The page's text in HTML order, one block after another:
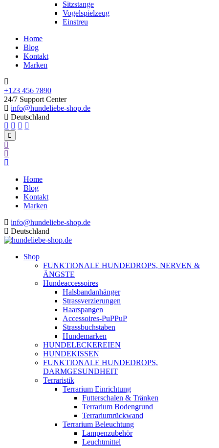
Sitzstange
Vogelspielzeug
Einstreu
Home
Blog
Kontakt
Marken
+123 456 7890
24/7 Support Center
info@hundeliebe-shop.de
Deutschland
Home
Blog
Kontakt
Marken
info@hundeliebe-shop.de
Deutschland
Shop
FUNKTIONALE HUNDEDROPS, NERVEN &
ÄNGSTE
Hundeaccessoires
Halsbandanhänger
Strassverzierungen
Haarspangen
Accessoires-PuPPuP
Strassbuchstaben
Hundemarken
HUNDELECKEREIEN
HUNDEKISSEN
FUNKTIONALE HUNDEDROPS,
DARMGESUNDHEIT
Terraristik
Terrarium Einrichtung
Futterschalen & Tränken
Terrarium Bodengrund
Terrariumrückwand
Terrarium Beleuchtung
Lampenzubehör
Leuchtmittel